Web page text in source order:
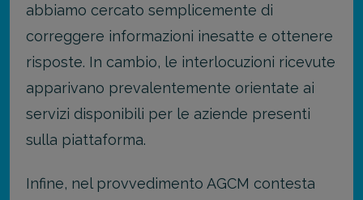
abbiamo cercato semplicemente di
correggere informazioni inesatte e ottenere
risposte. In cambio, le interlocuzioni ricevute
apparivano prevalentemente orientate ai
servizi disponibili per le aziende presenti
sulla piattaforma.
Infine, nel provvedimento AGCM contesta